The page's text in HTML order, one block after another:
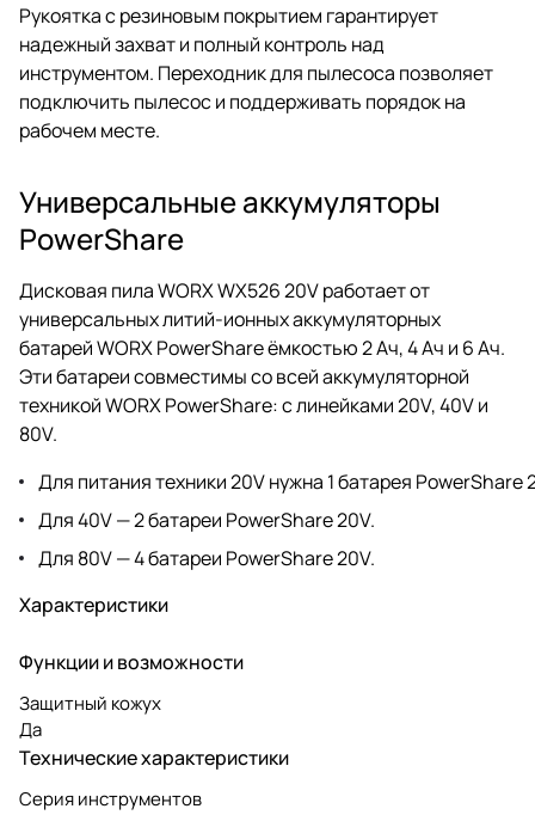
Рукоятка с резиновым покрытием гарантирует
надежный захват и полный контроль над
инструментом. Переходник для пылесоса позволяет
подключить пылесос и поддерживать порядок на
рабочем месте.
Универсальные аккумуляторы
PowerShare
Дисковая пила WORX WX526 20V работает от
универсальных литий-ионных аккумуляторных
батарей WORX PowerShare ёмкостью 2 Ач, 4 Ач и 6 Ач.
Эти батареи совместимы со всей аккумуляторной
техникой WORX PowerShare: с линейками 20V, 40V и
80V.
Для питания техники 20V нужна 1 батарея PowerShare
Для 40V — 2 батареи PowerShare 20V.
Для 80V — 4 батареи PowerShare 20V.
Характеристики
Функции и возможности
Защитный кожух
Да
Технические характеристики
Серия инструментов